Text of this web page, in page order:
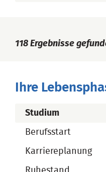
118 Ergebnisse
Ihre
Studium
Berufsstart
Karriereplanung